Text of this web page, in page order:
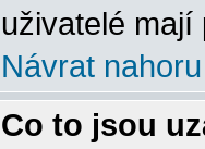
uživatelé mají
Návrat nahoru
Co to jsou